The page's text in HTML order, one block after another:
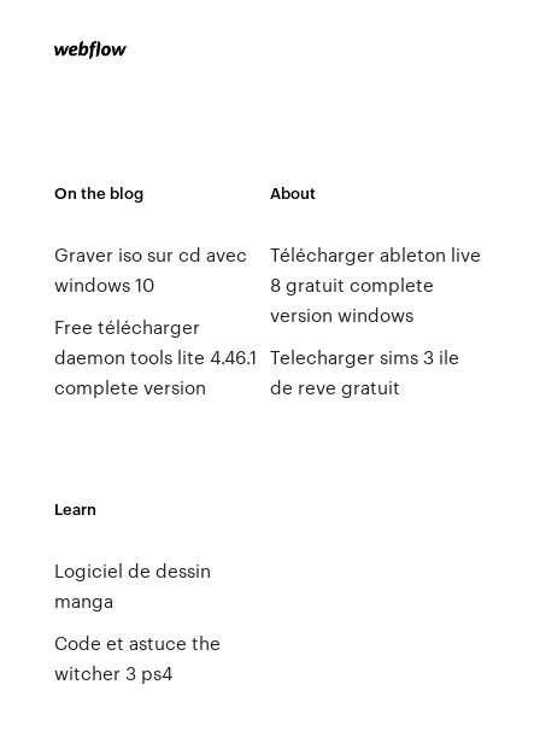
On the blog
Graver iso sur cd avec
windows 10
Free télécharger
daemon tools lite 4.46.1
complete version
About
Télécharger ableton live
8 gratuit complete
version windows
Telecharger sims 3 ile
de reve gratuit
Learn
Logiciel de dessin
manga
Code et astuce the
witcher 3 ps4